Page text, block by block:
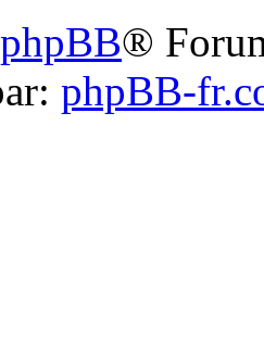
phpBB®
phpBB-